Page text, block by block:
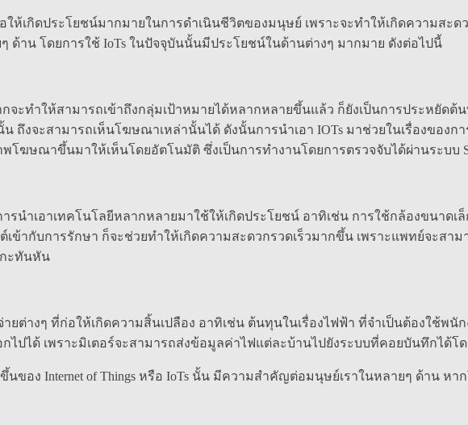
ห้เกิดประโยชน์มากมายในการดำเนินชีวิตของมนุษย์ เพราะจะทำให้เกิดความสะ
ด้าน โดยการใช้ IoTs ในปัจจุบันนั้นมีประโยชน์ในด้านต่างๆ มากมาย ดังต่อไปนี้
จะทำให้สามารถเข้าถึงกลุ่มเป้าหมายได้หลากหลายขึ้นแล้ว ก็ยังเป็นการประหยั
ถึงจะสามารถเห็นโฆษณาเหล่านั้นได้ ดังนั้นการนำเอา IOTs มาช่วยในเรื่องขอ
ฆษณาขึ้นมาให้เห็นโดยอัตโนมัติ ซึ่งเป็นการทำงานโดยการตรวจจับได้ผ่านระบบ
นำเอาเทคโนโลยีหลากหลายมาใช้ให้เกิดประโยชน์ อาทิเช่น การใช้กล้องขนาดเ
เข้ากับการรักษา ก็จะช่วยทำให้เกิดความสะดวกรวดเร็วมากขึ้น เพราะแพทย์จะสา
ะทันหัน
ต่างๆ ที่ก่อให้เกิดความสิ้นเปลือง อาทิเช่น ต้นทุนในเรื่องไฟฟ้า ที่จำเป็นต้องใช้พนั
ไปได้ เพราะมิเตอร์จะสามารถส่งข้อมูลค่าไฟแต่ละบ้านไปยังระบบที่คอยบันทึกได้
ของ Internet of Things หรือ IoTs นั้น มีความสำคัญต่อมนุษย์เราในหลายๆ ด้าน ห